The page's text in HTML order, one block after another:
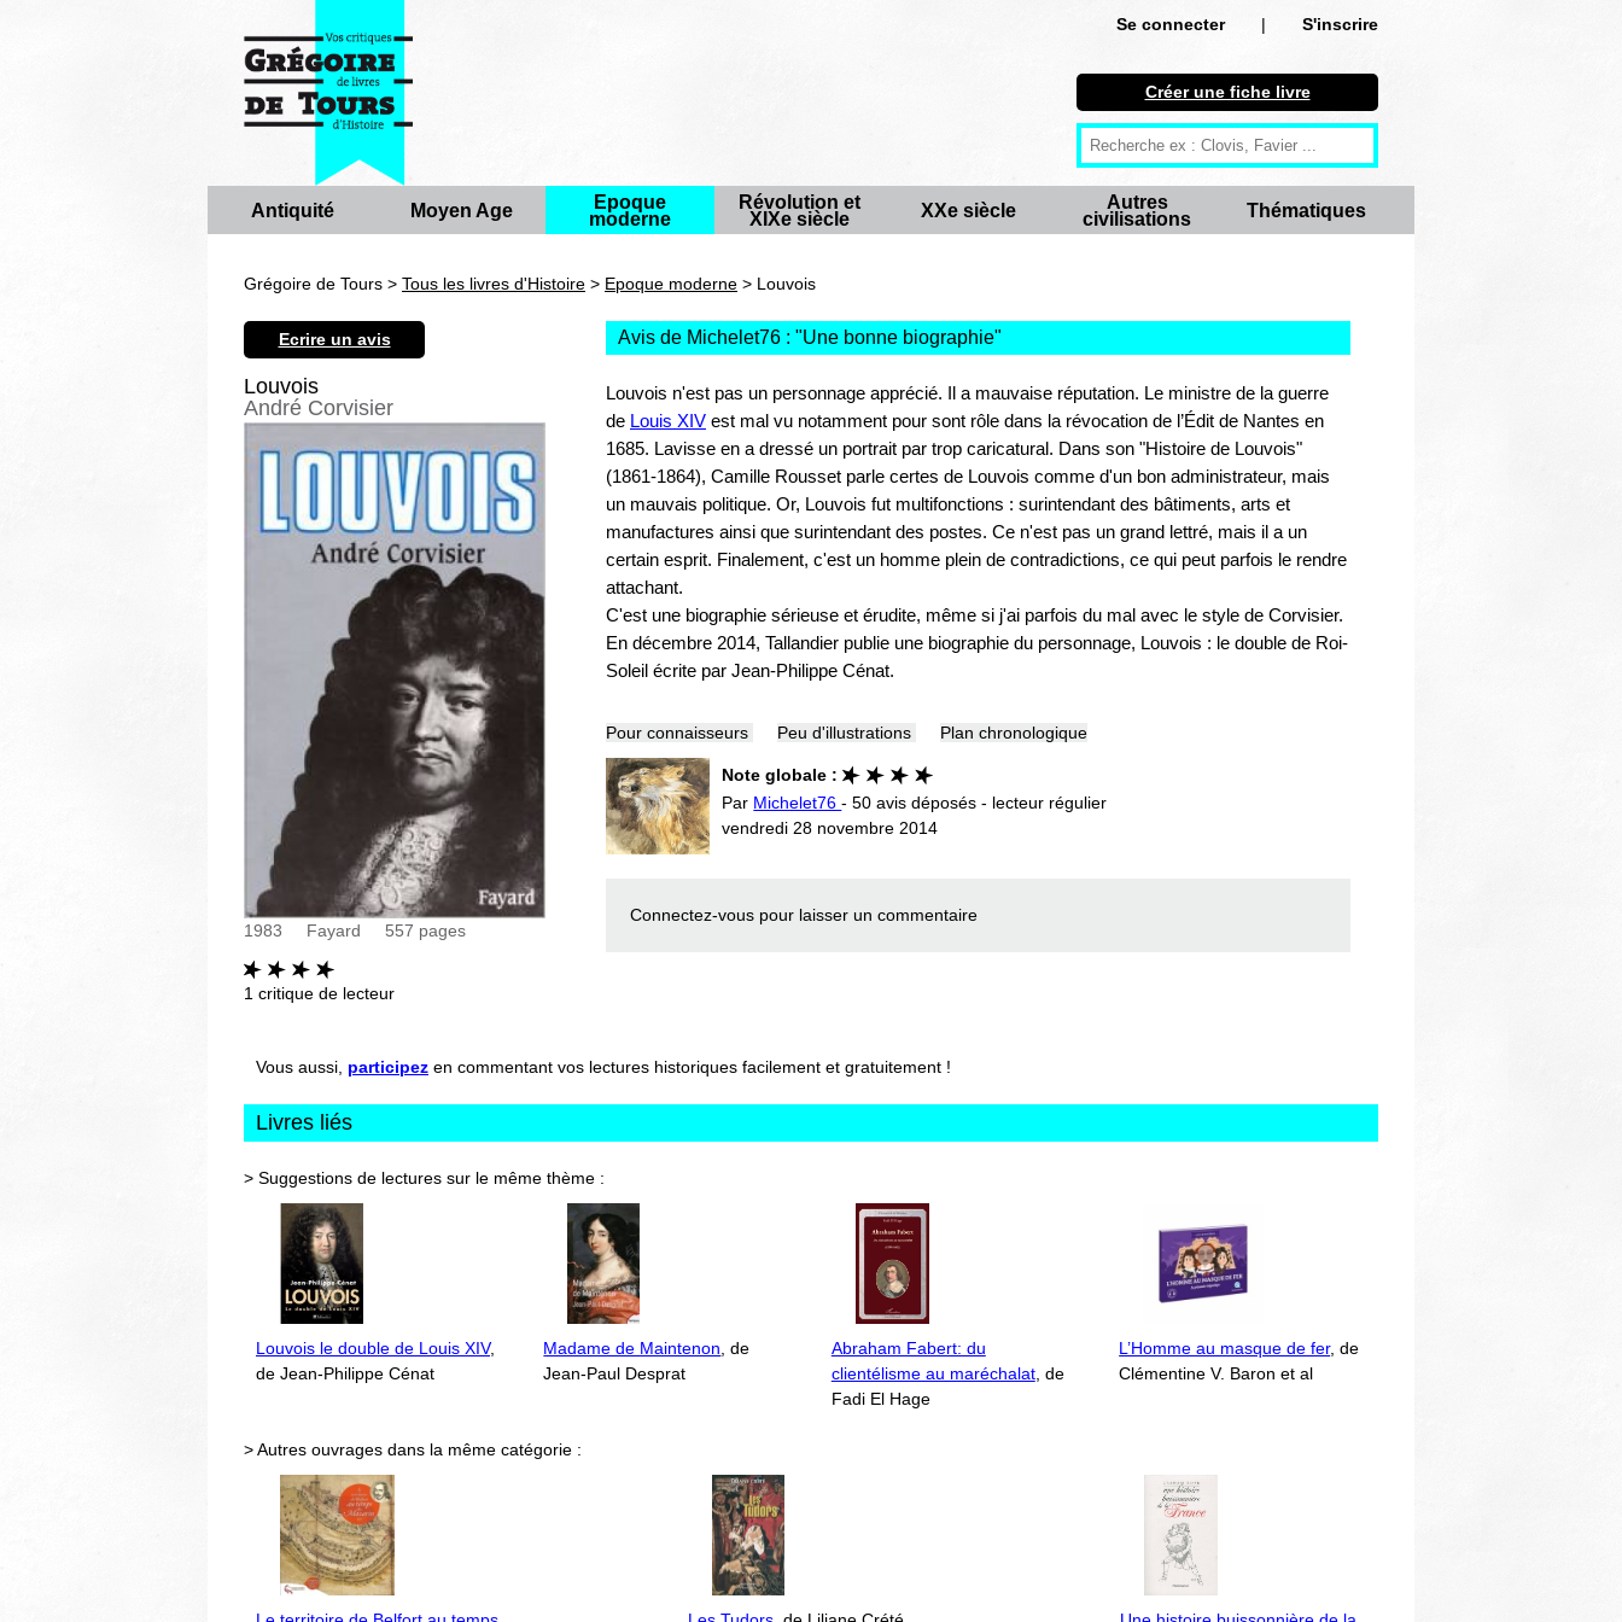
Se connecter |
S'inscrire
S'inscrire
Créer une fiche livre
Antiquité
Autres civilisations
Thématiques
Créer une fiche livre
Antiquité Moyen Age
Epoque
moderne
Révolution et
XIXe siècle
XXe siècle
Autres
civilisations
Thématiques
Grégoire de Tours > Tous les livres d'Histoire > Epoque moderne > Louvois
Ecrire un avis
Louvois
André Corvisier
1983 Fayard 557 pages
1 critique de lecteur
Avis de Michelet76 : "Une bonne biographie"
Louvois n'est pas un personnage apprécié. Il a mauvaise réputation. Le ministre de la guerre
de Louis XIV est mal vu notamment pour sont rôle dans la révocation de l’Édit de Nantes en
1685. Lavisse en a dressé un portrait par trop caricatural. Dans son "Histoire de Louvois"
(1861-1864), Camille Rousset parle certes de Louvois comme d'un bon administrateur, mais
un mauvais politique. Or, Louvois fut multifonctions : surintendant des bâtiments, arts et
manufactures ainsi que surintendant des postes. Ce n'est pas un grand lettré, mais il a un
certain esprit. Finalement, c'est un homme plein de contradictions, ce qui peut parfois le rendre
attachant.
C'est une biographie sérieuse et érudite, même si j'ai parfois du mal avec le style de Corvisier.
En décembre 2014, Tallandier publie une biographie du personnage, Louvois : le double de Roi-
Soleil écrite par Jean-Philippe Cénat.
Pour connaisseurs Peu d'illustrations Plan chronologique
Note globale :
Par Michelet76- 50 avis déposés - lecteur régulier
vendredi 28 novembre 2014
Connectez-vous pour laisser un commentaire
Vous aussi, participez en commentant vos lectures historiques facilement et gratuitement !
Livres liés
> Suggestions de lectures sur le même thème :
Louvois le double de Louis XIV,
de Jean-Philippe Cénat
Madame de Maintenon, de
Jean-Paul Desprat
Abraham Fabert: du
clientélisme au maréchalat, de
Fadi El Hage
L’Homme au masque de fer, de
Clémentine V. Baron et al
> Autres ouvrages dans la même catégorie :